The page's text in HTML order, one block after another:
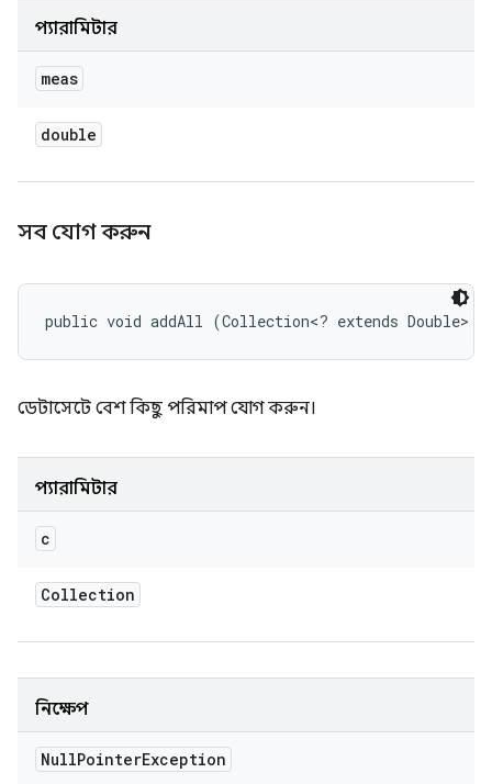
প্যারামিটার
meas
double
সব যোগ করুন
public void addAll (Collection<? extends Double>
ডেটাসেটে বেশ কিছু পরিমাপ যোগ করুন।
প্যারামিটার
c
Collection
নিক্ষেপ
NullPointerException